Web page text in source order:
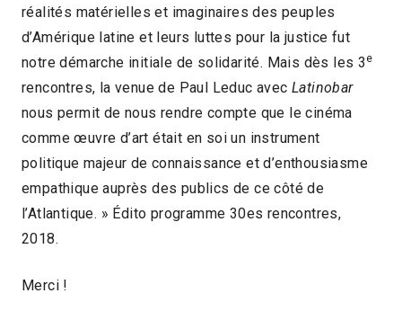
réalités matérielles et imaginaires des peuples
d’Amérique latine et leurs luttes pour la justice fut
notre démarche initiale de solidarité. Mais dès les 3 e
rencontres, la venue de Paul Leduc avec Latinobar
nous permit de nous rendre compte que le cinéma
comme œuvre d’art était en soi un instrument
politique majeur de connaissance et d’enthousiasme
empathique auprès des publics de ce côté de
l’Atlantique. » Édito programme 30es rencontres,
2018.
Merci !